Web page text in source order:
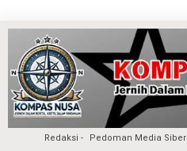
Redaksi Pedoman Media Siber